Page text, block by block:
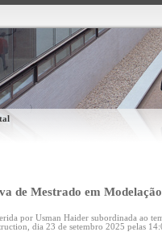
de Mestrado em
por Usman Haider subordinada ao
dia 23 de setembro 2025 pelas